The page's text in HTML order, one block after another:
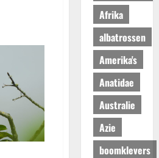
Afrika
albatrossen
Amerika's
Anatidae
Australie
Azie
boomklevers